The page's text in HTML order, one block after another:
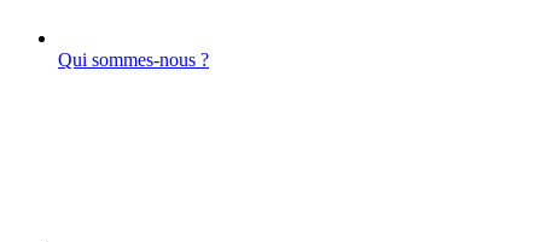
Qui sommes-nous ?